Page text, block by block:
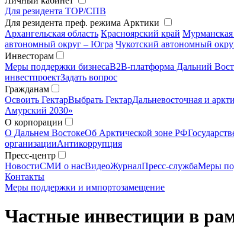
Для резидента ТОР/СПВ
Для резидента преф. режима Арктики
Архангельская область Красноярский край Мурманская
автономный округ – Югра Чукотский автономный
Инвесторам
Меры поддержки бизнесаB2B-платформа Дальний
инвестпроектЗадать вопрос
Гражданам
Освоить ГектарВыбрать ГектарДальневосточная и
Амурский 2030»
О корпорации
О Дальнем ВостокеОб Арктической зоне РФ
организацииАнтикоррупция
Пресс-центр
НовостиСМИ о насВидеоЖурналПресс-службаМеры
Контакты
Меры поддержки и импортозамещение
Частные инвестиции в